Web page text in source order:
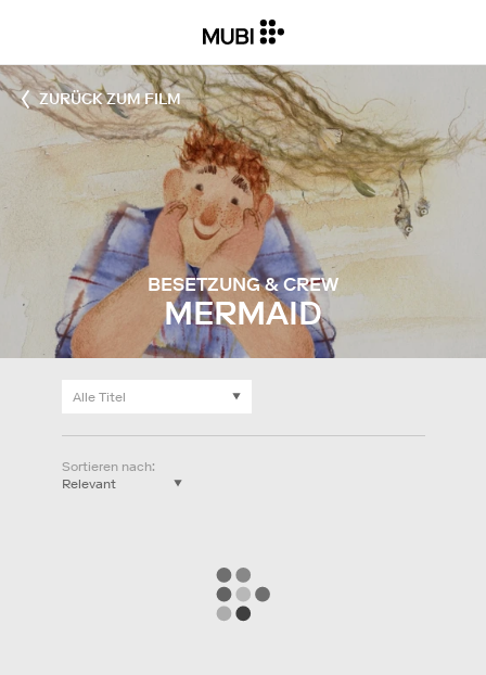
ZURÜCK ZUM FILM
MERMAID
BESETZUNG & CREW
Sortieren nach: